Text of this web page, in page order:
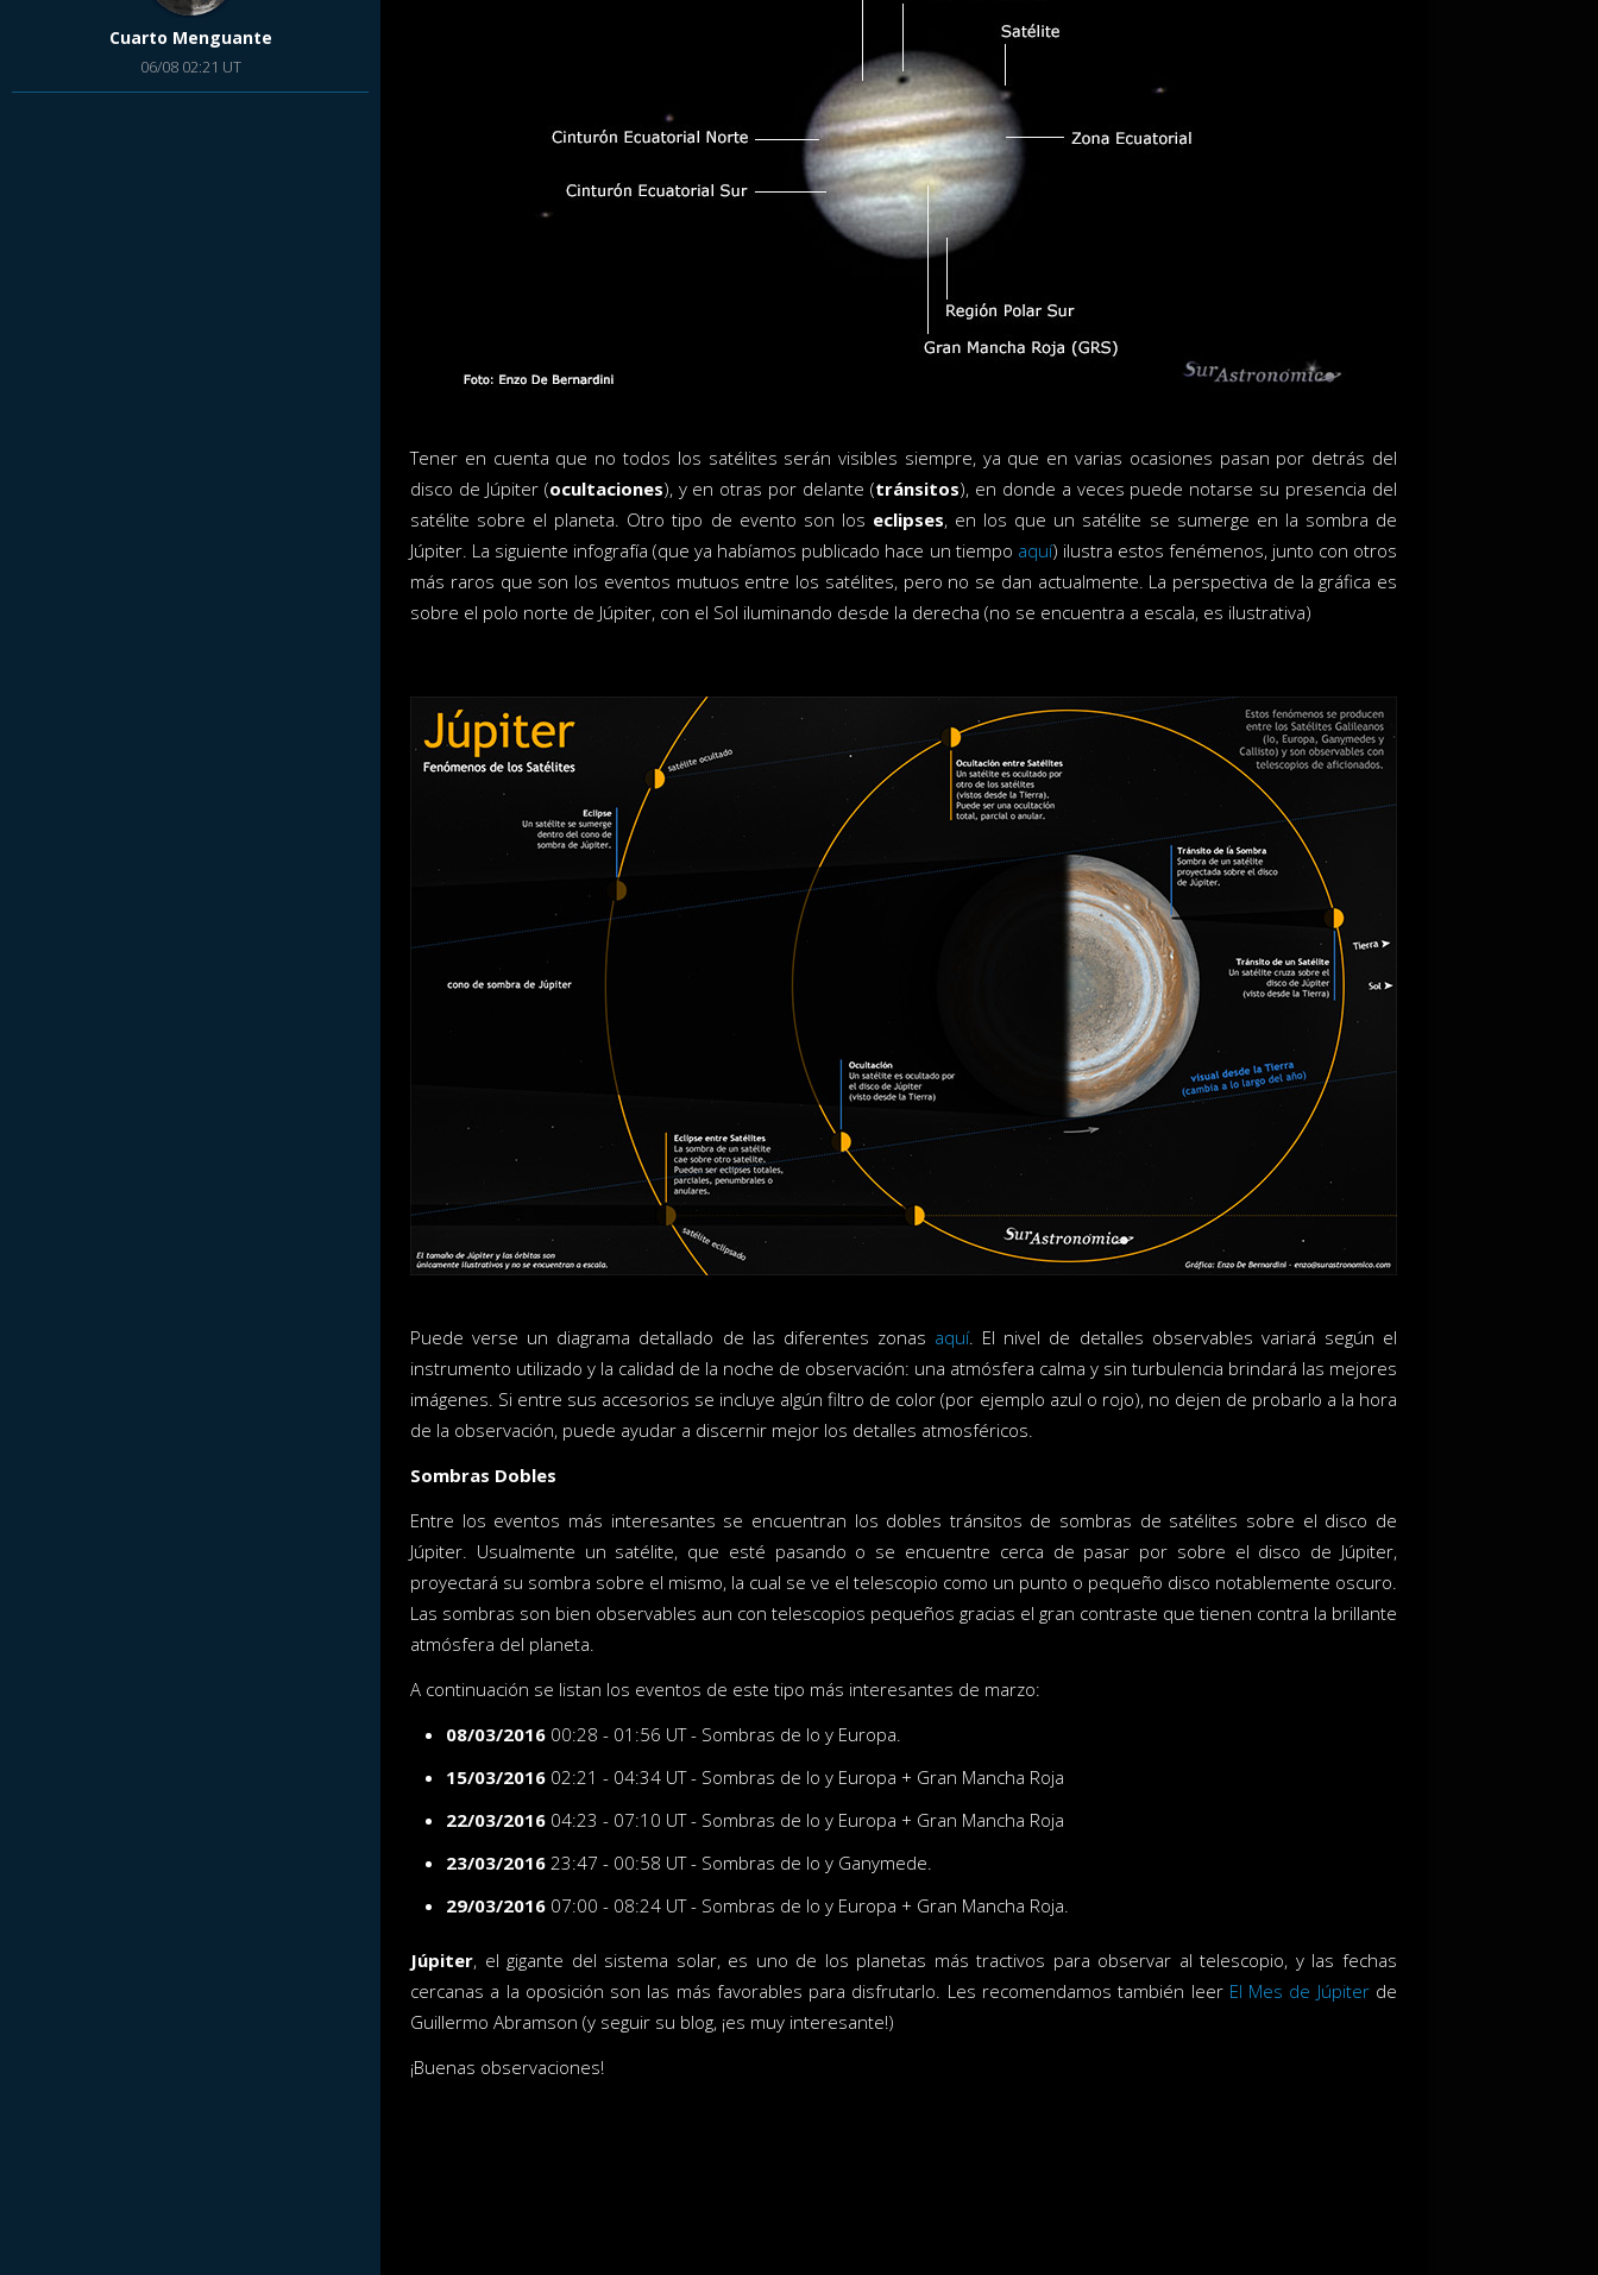
Cuarto Menguante
06/08 02:21 UT
Tener en cuenta que no todos los satélites serán visibles siempre, ya que en varias ocasiones pasan por detrás del
disco de Júpiter (ocultaciones), y en otras por delante (tránsitos), en donde a veces puede notarse su presencia del
satélite sobre el planeta. Otro tipo de evento son los eclipses, en los que un satélite se sumerge en la sombra de
Júpiter. La siguiente infografía (que ya habíamos publicado hace un tiempo aquí) ilustra estos fenémenos, junto con otros
más raros que son los eventos mutuos entre los satélites, pero no se dan actualmente. La perspectiva de la gráfica es
sobre el polo norte de Júpiter, con el Sol iluminando desde la derecha (no se encuentra a escala, es ilustrativa)
Puede verse un diagrama detallado de las diferentes zonas aquí. El nivel de detalles observables variará según el
instrumento utilizado y la calidad de la noche de observación: una atmósfera calma y sin turbulencia brindará las mejores
imágenes. Si entre sus accesorios se incluye algún filtro de color (por ejemplo azul o rojo), no dejen de probarlo a la hora
de la observación, puede ayudar a discernir mejor los detalles atmosféricos.
Sombras Dobles
Entre los eventos más interesantes se encuentran los dobles tránsitos de sombras de satélites sobre el disco de
Júpiter. Usualmente un satélite, que esté pasando o se encuentre cerca de pasar por sobre el disco de Júpiter,
proyectará su sombra sobre el mismo, la cual se ve el telescopio como un punto o pequeño disco notablemente oscuro.
Las sombras son bien observables aun con telescopios pequeños gracias el gran contraste que tienen contra la brillante
atmósfera del planeta.
A continuación se listan los eventos de este tipo más interesantes de marzo:
08/03/2016 00:28 - 01:56 UT - Sombras de Io y Europa.
15/03/2016 02:21 - 04:34 UT - Sombras de Io y Europa + Gran Mancha Roja
22/03/2016 04:23 - 07:10 UT - Sombras de Io y Europa + Gran Mancha Roja
23/03/2016 23:47 - 00:58 UT - Sombras de Io y Ganymede.
29/03/2016 07:00 - 08:24 UT - Sombras de Io y Europa + Gran Mancha Roja.
Júpiter, el gigante del sistema solar, es uno de los planetas más tractivos para observar al telescopio, y las fechas
cercanas a la oposición son las más favorables para disfrutarlo. Les recomendamos también leer El Mes de Júpiterde
Guillermo Abramson (y seguir su blog, ¡es muy interesante!)
¡Buenas observaciones!